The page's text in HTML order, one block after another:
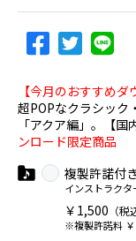
【今月のおすすめダ
超POPなクラシック
「アクア編」。【
ンロード限定商品
複製許諾付
インストラク
￥1,500 （税
※複製許諾料